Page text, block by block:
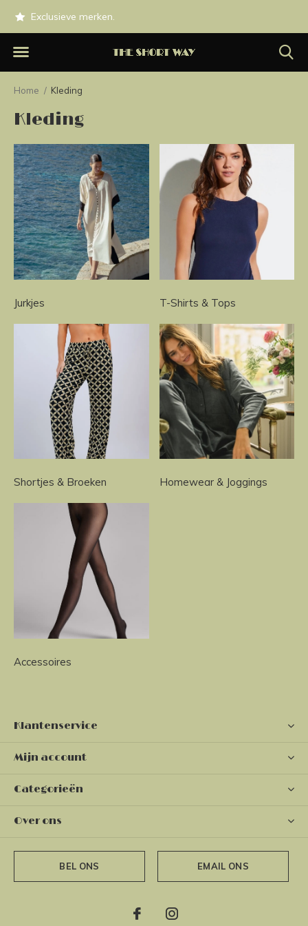
Exclusieve merken.
Home Kleding
Kleding
Jurkjes T-Shirts & Tops
Shortjes & Broeken Homewear & Joggings
Accessoires
Klantenservice
Mijn account
Categorieën
Over ons
BEL ONS EMAIL ONS